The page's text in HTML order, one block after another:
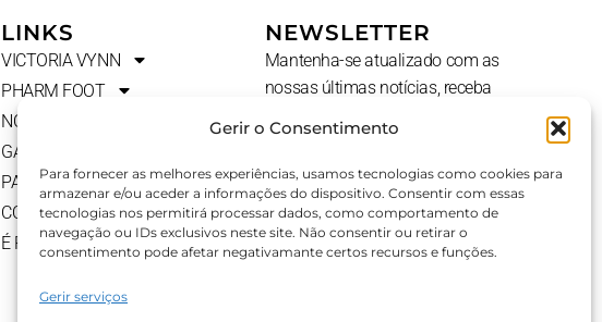
Gerir o Consentimento
Para fornecer as melhores experiências, usamos tecnologias como cookies para
armazenar e/ou aceder a informações do dispositivo. Consentir com essas
tecnologias nos permitirá processar dados, como comportamento de
navegação ou IDs exclusivos neste site. Não consentir ou retirar o
consentimento pode afetar negativamante certos recursos e funções.
Gerir serviços
LINKS
VICTORIA VYNN
PHARM FOOT
NOVIDADES
GADGETS
PACKS
CONTATOS
É PROFISSIONAL?
NEWSLETTER
Mantenha-se atualizado com as
nossas últimas notícias, receba
Nome
E-